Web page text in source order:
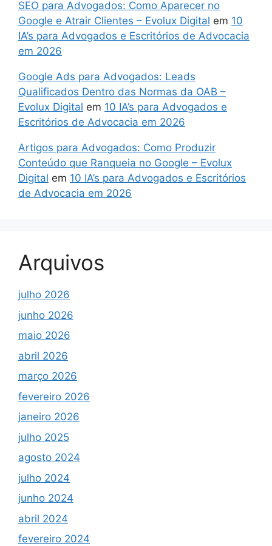
SEO para Advogados: Como Aparecer no
Google e Atrair Clientes – Evolux Digital em 10
IA’s para Advogados e Escritórios de Advocacia
em 2026
Google Ads para Advogados: Leads
Qualificados Dentro das Normas da OAB –
Evolux Digital em 10 IA’s para Advogados e
Escritórios de Advocacia em 2026
Artigos para Advogados: Como Produzir
Conteúdo que Ranqueia no Google – Evolux
Digital em 10 IA’s para Advogados e Escritórios
de Advocacia em 2026
Arquivos
julho 2026
junho 2026
maio 2026
abril 2026
março 2026
fevereiro 2026
janeiro 2026
julho 2025
agosto 2024
julho 2024
junho 2024
abril 2024
fevereiro 2024